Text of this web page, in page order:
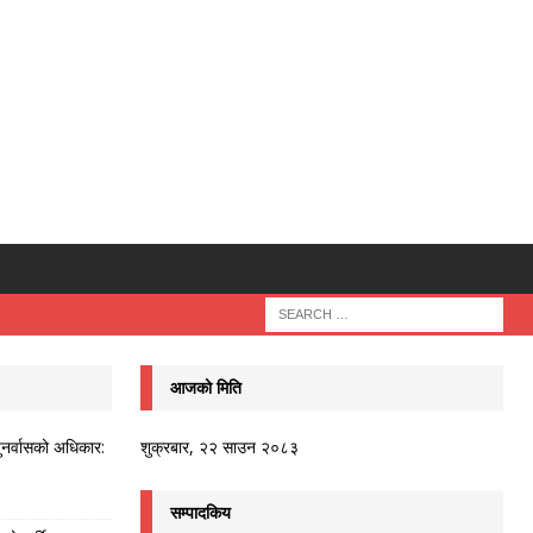
अधिकार:
आजको मिति
शुक्रबार, २२ साउन २०८३
सम्पादकिय